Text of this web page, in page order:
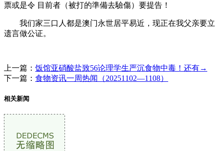
票或是令 目前者（被打的準備去驗傷）要提告！
我们家三口人都是澳门永世居平易近，现正在我父亲要立
遗言做公证。
上一篇： 饭馆亚硝酸盐致56论理学生严沉食物中毒！还有→
下一篇： 食物资讯一周热闻（20251102—1108）
相关新闻